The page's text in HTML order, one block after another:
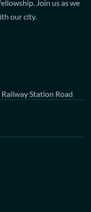
Join us as we
our city.
Station Road